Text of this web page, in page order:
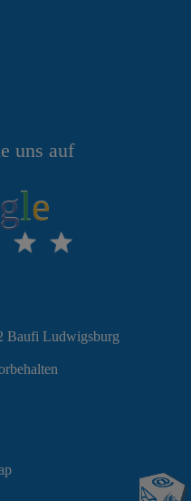
uns auf
gle
Baufi Ludwigsburg